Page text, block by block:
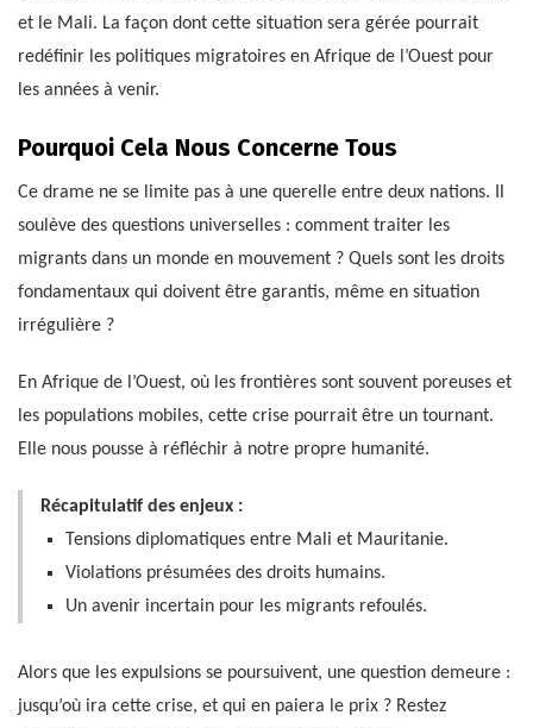
et le Mali. La façon dont cette situation sera gérée pourrait
redéfinir les politiques migratoires en Afrique de l’Ouest pour
les années à venir.
Pourquoi Cela Nous Concerne Tous
Ce drame ne se limite pas à une querelle entre deux nations. Il
soulève des questions universelles : comment traiter les
migrants dans un monde en mouvement ? Quels sont les droits
fondamentaux qui doivent être garantis, même en situation
irrégulière ?
En Afrique de l’Ouest, où les frontières sont souvent poreuses et
les populations mobiles, cette crise pourrait être un tournant.
Elle nous pousse à réfléchir à notre propre humanité.
Récapitulatif des enjeux :
Tensions diplomatiques entre Mali et Mauritanie.
Violations présumées des droits humains.
Un avenir incertain pour les migrants refoulés.
Alors que les expulsions se poursuivent, une question demeure :
jusqu’où ira cette crise, et qui en paiera le prix ? Restez